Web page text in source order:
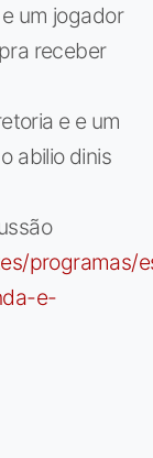
um jogador
receber
e e um
abilio dinis
programas/
e-